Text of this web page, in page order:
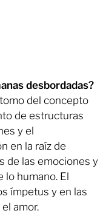
desbordadas?
del concepto
de estructuras
y el
en la raíz de
de las emociones y
lo humano. El
ímpetus y en las
amor.